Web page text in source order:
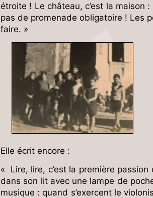
étroite ! Le château, c’est la maison
pas de promenade obligatoire ! Les
faire. »
Elle écrit encore :
« Lire, lire, c’est la première
dans son lit avec une lampe de
musique : quand s’exercent le